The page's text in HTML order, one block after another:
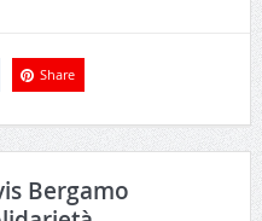
Share
Bergamo